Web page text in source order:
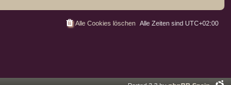
Alle Zeiten sind UTC+02:00
Alle Cookies löschen